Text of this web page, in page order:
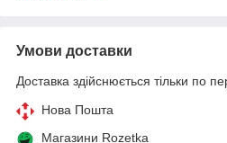
Умови доставки
Доставка здійснюється тільки по
Нова Пошта
Магазини Rozetka